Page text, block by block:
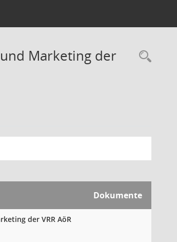
Marketing der
Dokumente
der VRR AöR